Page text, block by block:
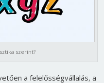
szerint?
a felelősségvállalás, a